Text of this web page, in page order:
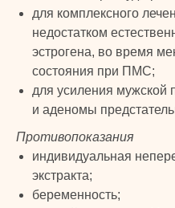
для комплексного
недостатком
эстрогена, во время
состояния при ПМС;
для усиления мужской
и аденомы
Противопоказания
индивидуальная
экстракта;
беременность;
Уход за лицом и телом
TURK
КАТАЛОГ
© 2024 TURK PRIME. Все права